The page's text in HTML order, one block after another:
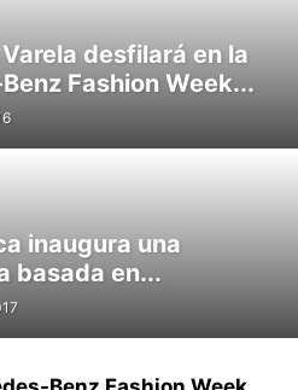
desfilará en la
Fashion Week...
inaugura una
basada en...